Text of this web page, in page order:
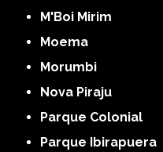
M'Boi Mirim
Moema
Morumbi
Nova Piraju
Parque Colonial
Parque Ibirapuera